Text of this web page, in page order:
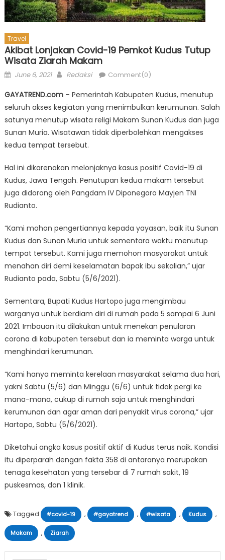
Travel
Akibat Lonjakan Covid-19 Pemkot Kudus Tutup
Wisata Ziarah Makam
Posted
June 6, 2021 Author
Redaksi Comment(0)
GAYATREND.com– Pemerintah Kabupaten Kudus, menutup
seluruh akses kegiatan yang menimbulkan kerumunan. Salah
satunya menutup wisata religi Makam Sunan Kudus dan juga
Sunan Muria. Wisatawan tidak diperbolehkan mengakses
kedua tempat tersebut.
Hal ini dikarenakan melonjaknya kasus positif Covid-19 di
Kudus, Jawa Tengah. Penutupan kedua makam tersebut
juga didorong oleh Pangdam IV Diponegoro Mayjen TNI
Rudianto.
“Kami mohon pengertiannya kepada yayasan, baik itu Sunan
Kudus dan Sunan Muria untuk sementara waktu menutup
tempat tersebut. Kami juga memohon masyarakat untuk
menahan diri demi keselamatan bapak ibu sekalian,” ujar
Rudianto pada, Sabtu (5/6/2021).
Sementara, Bupati Kudus Hartopo juga mengimbau
warganya untuk berdiam diri di rumah pada 5 sampai 6 Juni
2021. Imbauan itu dilakukan untuk menekan penularan
corona di kabupaten tersebut dan ia meminta warga untuk
menghindari kerumunan.
“Kami hanya meminta kerelaan masyarakat selama dua hari,
yakni Sabtu (5/6) dan Minggu (6/6) untuk tidak pergi ke
mana-mana, cukup di rumah saja untuk menghindari
kerumunan dan agar aman dari penyakit virus corona,” ujar
Hartopo, Sabtu (5/6/2021).
Diketahui angka kasus positif aktif di Kudus terus naik. Kondisi
itu diperparah dengan fakta 358 di antaranya merupakan
tenaga kesehatan yang tersebar di 7 rumah sakit, 19
puskesmas, dan 1 klinik.
Tagged #covid-19 , #gayatrend , #wisata , Kudus ,
Makam , Ziarah